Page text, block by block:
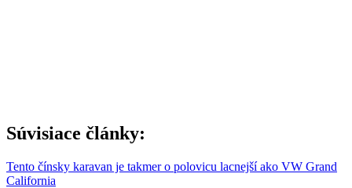
Súvisiace články:
Tento čínsky karavan je takmer o polovicu lacnejší ako VW Grand
California